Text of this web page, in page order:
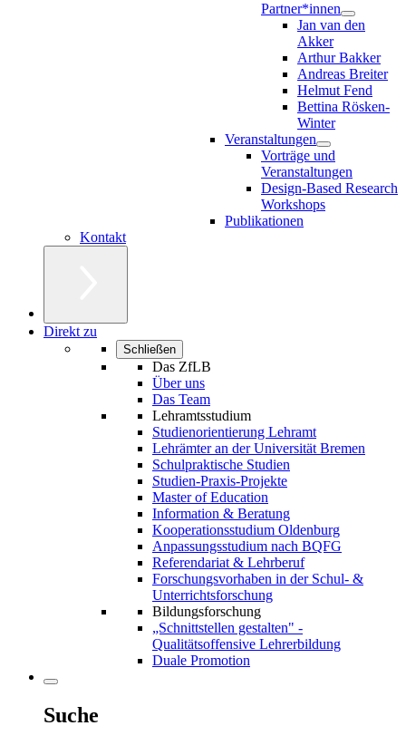
Partner*innen
Jan van den
Akker
Arthur Bakker
Andreas Breiter
Helmut Fend
Bettina Rösken-
Winter
Veranstaltungen
Vorträge und
Veranstaltungen
Design-Based Research
Workshops
Publikationen
Kontakt
Direkt zu
Schließen
Das ZfLB
Über uns
Das Team
Lehramtsstudium
Studienorientierung Lehramt
Lehrämter an der Universität Bremen
Schulpraktische Studien
Studien-Praxis-Projekte
Master of Education
Information & Beratung
Kooperationsstudium Oldenburg
Anpassungsstudium nach BQFG
Referendariat & Lehrberuf
Forschungsvorhaben in der Schul- &
Unterrichtsforschung
Bildungsforschung
„Schnittstellen gestalten" -
Qualitätsoffensive Lehrerbildung
Duale Promotion
Suche